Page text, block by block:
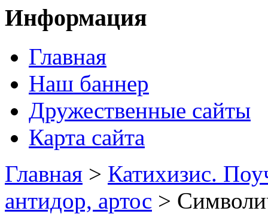
Информация
Главная
Наш баннер
Дружественные сайты
Карта сайта
Главная > Катихизис.
антидор, артос >